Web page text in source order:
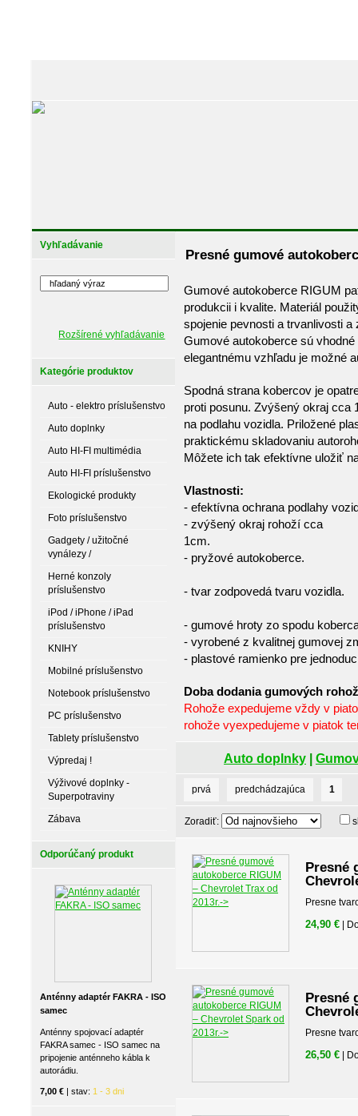
Vyhľadávanie
Rozšírené vyhľadávanie
Kategórie produktov
Auto - elektro príslušenstvo
Auto doplnky
Auto HI-FI multimédia
Auto HI-FI príslušenstvo
Ekologické produkty
Foto príslušenstvo
Gadgety / užitočné
vynálezy /
Herné konzoly
príslušenstvo
iPod / iPhone / iPad
príslušenstvo
KNIHY
Mobilné príslušenstvo
Notebook príslušenstvo
PC príslušenstvo
Tablety príslušenstvo
Výpredaj !
Výživové doplnky -
Superpotraviny
Zábava
Odporúčaný produkt
Anténny adaptér FAKRA - ISO
samec
Anténny spojovací adaptér
FAKRA samec - ISO samec na
pripojenie anténneho kábla k
autorádiu.
7,00 € | stav: 1 - 3 dni
Presné gumové
Gumové autokoberce RIGUM
produkcii i kvalite. Materiál
spojenie pevnosti a trvanlivosti a
Gumové autokoberce sú
elegantnému vzhľadu je možné
Spodná strana kobercov je
proti posunu. Zvýšený okraj cca
na podlahu vozidla. Priložené
praktickému skladovaniu
Môžete ich tak efektívne uložiť
Vlastnosti:
- efektívna ochrana podlahy
- zvýšený okraj rohoží cca
- pryžové autokoberce.
- tvar zodpovedá tvaru vozidla.
- gumové hroty zo spodu
- vyrobené z kvalitnej gumovej
- plastové ramienko pre
Doba dodania gumových
Rohože expedujeme vždy v
rohože vyexpedujeme v piatok
Auto doplnky
prvá predchádzajúca 1
Zoradiť:
Presné
Presne
24,90 € |
Presné
Presne
26,50 € |